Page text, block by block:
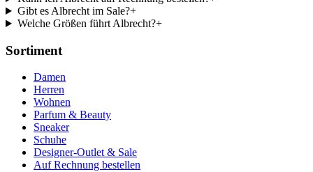
Gibt es Albrecht im Sale?+
Welche Größen führt Albrecht?+
Sortiment
Damen
Herren
Wohnen
Parfum & Beauty
Sneaker
Schuhe
Designer-Outlet & Sale
Auf Rechnung bestellen